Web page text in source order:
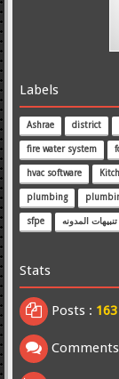
Labels
Ashrae district
fire water system
hvac software
plumbing
sfpe تنبيهات المدونه
Stats
Posts : 163